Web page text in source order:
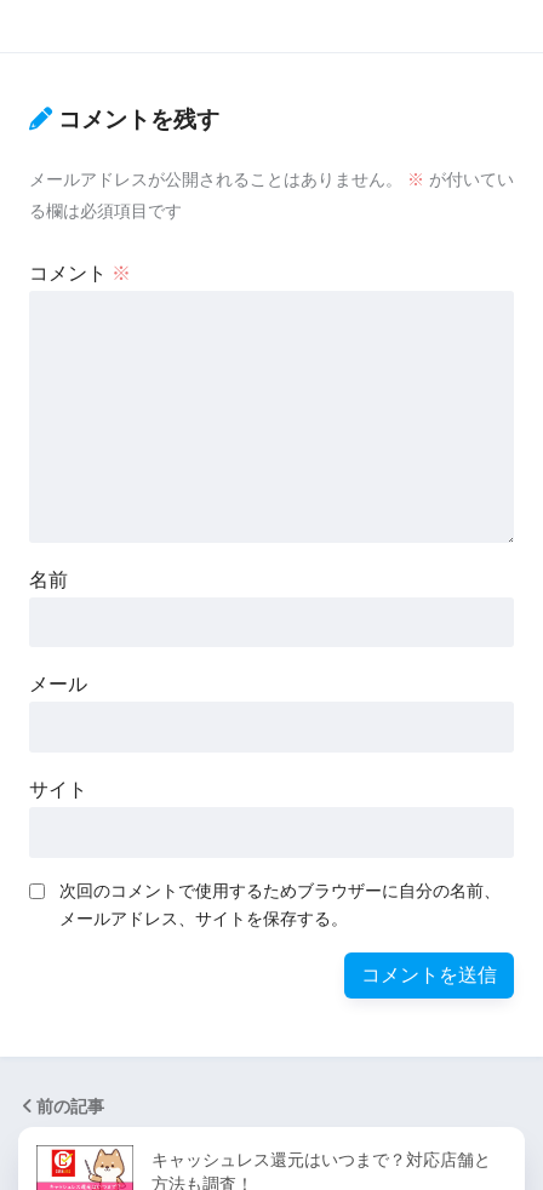
コメントを残す
メールアドレスが公開されることはありません。 ※ が付いてい
る欄は必須項目です
コメント ※
名前
メール
サイト
次回のコメントで使用するためブラウザーに自分の名前、
メールアドレス、サイトを保存する。
前の記事
キャッシュレス還元はいつまで？対応店舗と
方法も調査！